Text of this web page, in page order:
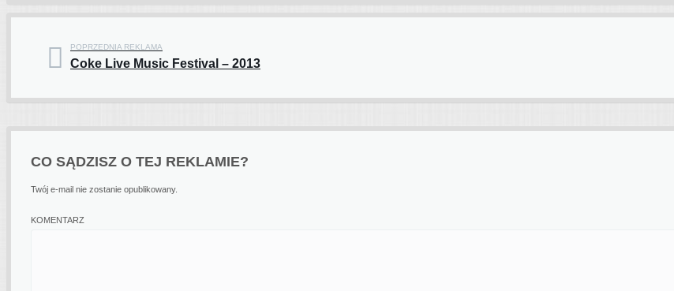
Post navigation
POPRZEDNIA REKLAMA
Coke Live Music Festival – 2013
CO SĄDZISZ O TEJ REKLAMIE?
Twój e-mail nie zostanie opublikowany.
KOMENTARZ